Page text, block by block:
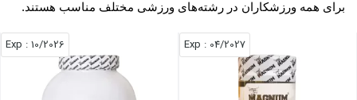
برای همه ورزشکاران در رشته‌های ورزشی مختلف مناسب هستند.
04/2027
: Exp
10/2026
: Exp